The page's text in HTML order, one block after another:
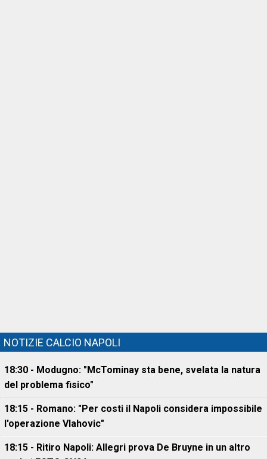
NOTIZIE CALCIO NAPOLI
18:30 - Modugno: "McTominay sta bene, svelata la natura
del problema fisico"
18:15 - Romano: "Per costi il Napoli considera impossibile
l'operazione Vlahovic"
18:15 - Ritiro Napoli: Allegri prova De Bruyne in un altro